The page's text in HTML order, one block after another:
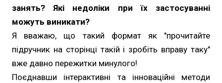
занять? Які недоліки при їх застосуванні
можуть виникати?
Я вважаю, що такий формат як "прочитайте
підручник на сторінці такій і зробіть вправу таку"
вже давно пережитки минулого!
Поєднавши інтерактивні та інноваційні методи